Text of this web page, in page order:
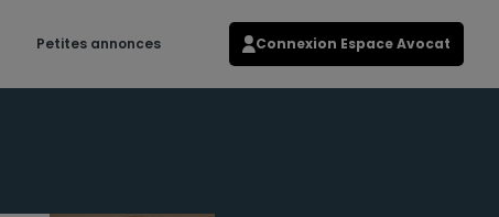
Petites annonces Connexion Espace Avocat